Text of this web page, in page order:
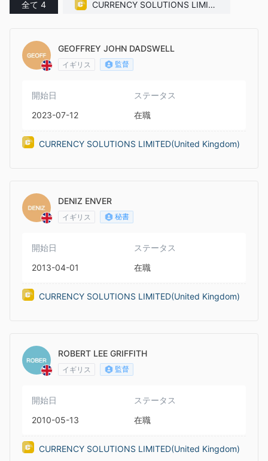
全て 4
CURRENCY SOLUTIONS LIMITE
GEOFFREY JOHN DADSWELL
イギリス 監督
開始日
2023-07-12
ステータス
在職
CURRENCY SOLUTIONS LIMITED(United Kingdom)
DENIZ ENVER
イギリス 秘書
開始日
2013-04-01
ステータス
在職
CURRENCY SOLUTIONS LIMITED(United Kingdom)
ROBERT LEE GRIFFITH
イギリス 監督
開始日
2010-05-13
ステータス
在職
CURRENCY SOLUTIONS LIMITED(United Kingdom)